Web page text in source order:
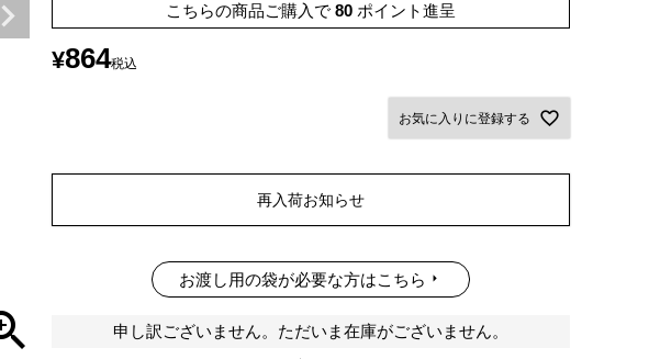
こちらの商品ご購入で 80 ポイント進呈
¥864税込
お気に入りに登録する
再入荷お知らせ
お渡し用の袋が必要な方はこちら
申し訳ございません。ただいま在庫がございません。